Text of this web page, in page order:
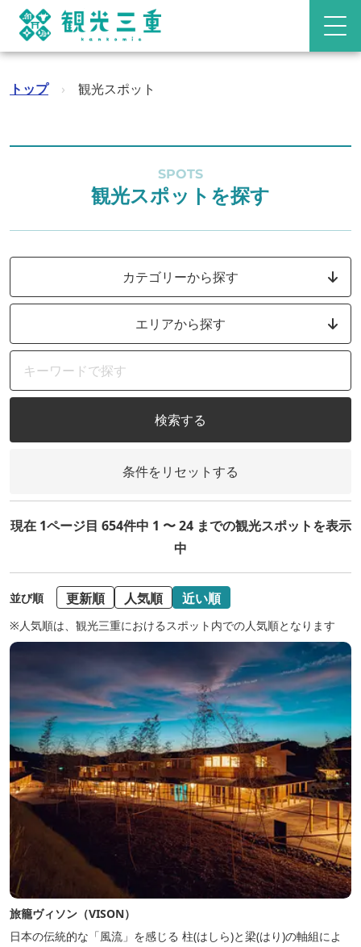
トップ › 観光スポット
SPOTS
観光スポットを探す
カテゴリーから探す
エリアから探す
検索する
条件をリセットする
現在 1ページ目 654件中 1 〜 24 までの観光スポットを表示
中
並び順 更新順 人気順 近い順
※人気順は、観光三重におけるスポット内での人気順となります
旅籠ヴィソン（VISON）
日本の伝統的な「風流」を感じる 柱(はしら)と梁(はり)の軸組によ